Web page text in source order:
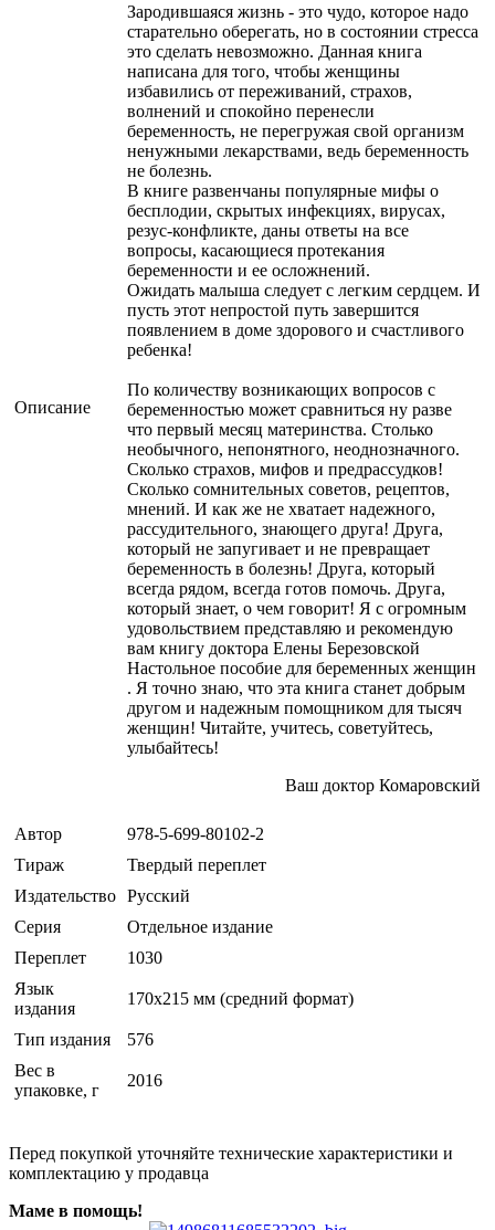
Описание
Зародившаяся жизнь - это чудо, которое надо
старательно оберегать, но в состоянии стресса
это сделать невозможно. Данная книга
написана для того, чтобы женщины
избавились от переживаний, страхов,
волнений и спокойно перенесли
беременность, не перегружая свой организм
ненужными лекарствами, ведь беременность
не болезнь.
В книге развенчаны популярные мифы о
бесплодии, скрытых инфекциях, вирусах,
резус-конфликте, даны ответы на все
вопросы, касающиеся протекания
беременности и ее осложнений.
Ожидать малыша следует с легким сердцем. И
пусть этот непростой путь завершится
появлением в доме здорового и счастливого
ребенка!
По количеству возникающих вопросов с
беременностью может сравниться ну разве
что первый месяц материнства. Столько
необычного, непонятного, неоднозначного.
Сколько страхов, мифов и предрассудков!
Сколько сомнительных советов, рецептов,
мнений. И как же не хватает надежного,
рассудительного, знающего друга! Друга,
который не запугивает и не превращает
беременность в болезнь! Друга, который
всегда рядом, всегда готов помочь. Друга,
который знает, о чем говорит! Я с огромным
удовольствием представляю и рекомендую
вам книгу доктора Елены Березовской
Настольное пособие для беременных женщин
. Я точно знаю, что эта книга станет добрым
другом и надежным помощником для тысяч
женщин! Читайте, учитесь, советуйтесь,
улыбайтесь!
Ваш доктор Комаровский
Автор
978-5-699-80102-2
Тираж
Твердый переплет
Издательство Русский
Серия
Отдельное издание
Переплет
1030
Язык
издания
170х215 мм (средний формат)
Тип издания
576
Вес в
упаковке, г
2016
Перед покупкой уточняйте технические характеристики и
комплектацию у продавца
Маме в помощь!